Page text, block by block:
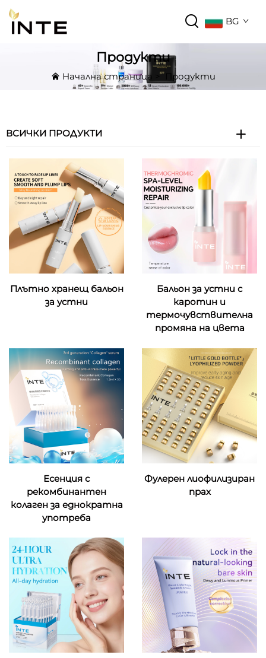
BG
Продукти
Начална страница > Продукти
ВСИЧКИ ПРОДУКТИ
Плътно хранещ бальон
за устни
Бальон за устни с
каротин и
термочувствителна
промяна на цвета
Есенция с
рекомбинантен
колаген за еднократна
употреба
Фулерен лиофилизиран
прах